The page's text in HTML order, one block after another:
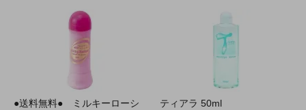
●送料無料● ミルキーローシ
ティアラ 50ml